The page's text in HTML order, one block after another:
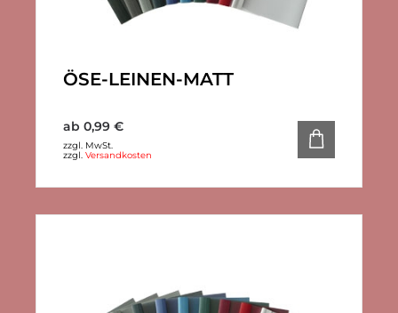
ÖSE-LEINEN-MATT
ab 0,99 €
zzgl. MwSt.
zzgl. Versandkosten